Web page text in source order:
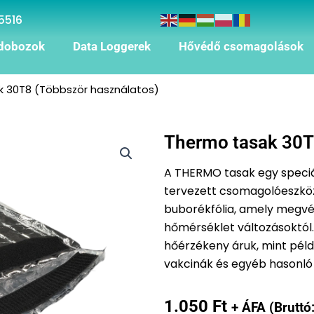
Data Loggerek Hővédő csomagolások
30T8 (Többször használatos)
Thermo tasak
A THERMO tasak egy
tervezett
buborékfólia, amely
hőmérséklet
hőérzékeny áruk, mint
vakcinák és egyéb
1.050 Ft + ÁFA